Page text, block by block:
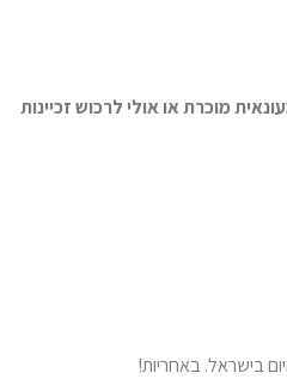
מוכרת או אולי לרכוש זכיינות
בישראל. באחריות!